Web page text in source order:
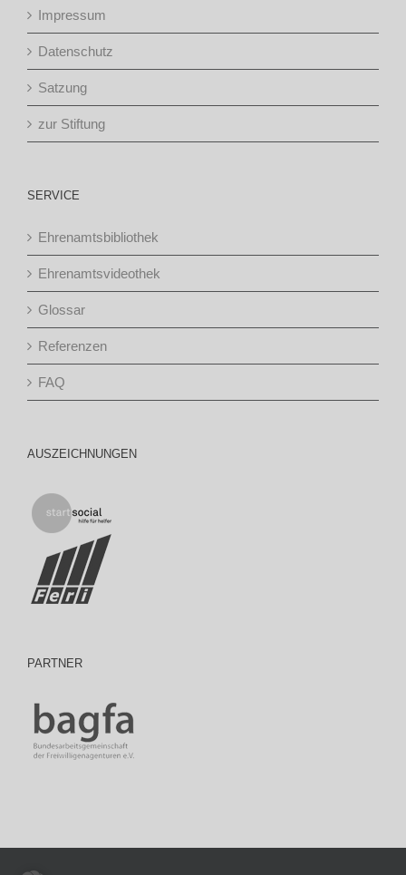
Impressum
Datenschutz
Satzung
zur Stiftung
SERVICE
Ehrenamtsbibliothek
Ehrenamtsvideothek
Glossar
Referenzen
FAQ
AUSZEICHNUNGEN
PARTNER